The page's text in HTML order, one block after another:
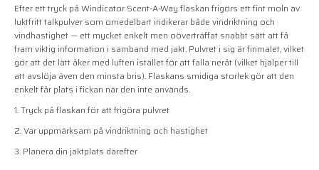
Efter ett tryck på Windicator Scent-A-Way flaskan frigörs ett fint moln av
luktfritt talkpulver som omedelbart indikerar både vindriktning och
vindhastighet — ett mycket enkelt men oöverträffat snabbt sätt att få
fram viktig information i samband med jakt. Pulvret i sig är finmalet, vilket
gör att det lätt åker med luften istället för att falla neråt (vilket hjälper till
att avslöja även den minsta bris). Flaskans smidiga storlek gör att den
enkelt får plats i fickan när den inte används.
1. Tryck på flaskan för att frigöra pulvret
2. Var uppmärksam på vindriktning och hastighet
3. Planera din jaktplats därefter